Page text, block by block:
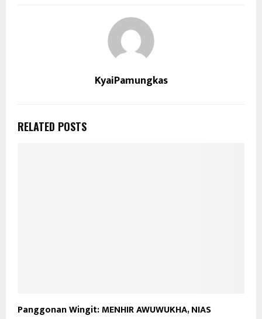
KyaiPamungkas
RELATED POSTS
Panggonan Wingit: MENHIR AWUWUKHA, NIAS